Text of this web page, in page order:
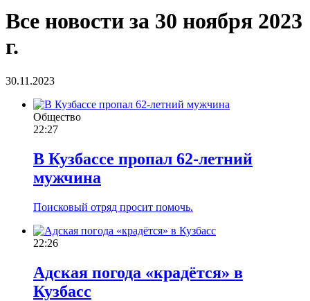
Все новости за 30 ноября 2023
г.
30.11.2023
Общество
22:27
В Кузбассе пропал 62-летний
мужчина
Поисковый отряд просит помочь.
22:26
Адская погода «крадётся» в
Кузбасс